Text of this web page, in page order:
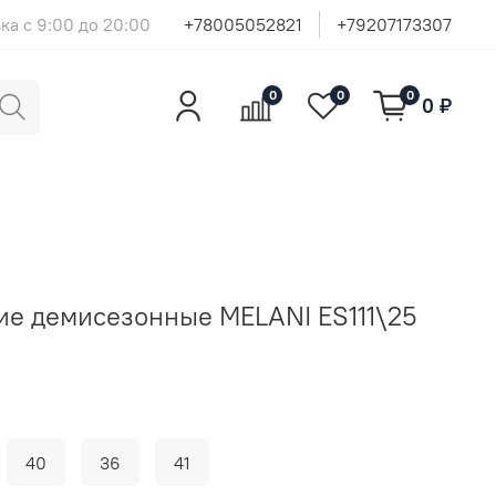
с 9:00 до 20:00 +78005052821 +79207173307
0 0 0 0 ₽
демисезонные MELANI ES111\25
40 36 41